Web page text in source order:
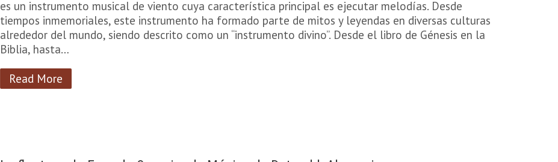
es un instrumento musical de viento cuya característica principal es ejecutar melodías. Desde
tiempos inmemoriales, este instrumento ha formado parte de mitos y leyendas en diversas culturas
alrededor del mundo, siendo descrito como un “instrumento divino”. Desde el libro de Génesis en la
Biblia, hasta…
Read More